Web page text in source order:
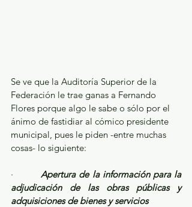
Se ve que la Auditoría Superior de la
Federación le trae ganas a Fernando
Flores porque algo le sabe o sólo por el
ánimo de fastidiar al cómico presidente
municipal, pues le piden -entre muchas
cosas- lo siguiente:
· Apertura de la información para la
adjudicación de las obras públicas y
adquisiciones de bienes y servicios